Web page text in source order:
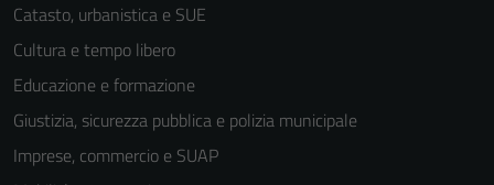
Catasto, urbanistica e SUE
Cultura e tempo libero
Educazione e formazione
Giustizia, sicurezza pubblica e polizia municipale
Imprese, commercio e SUAP